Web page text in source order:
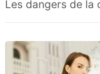
Les dangers de